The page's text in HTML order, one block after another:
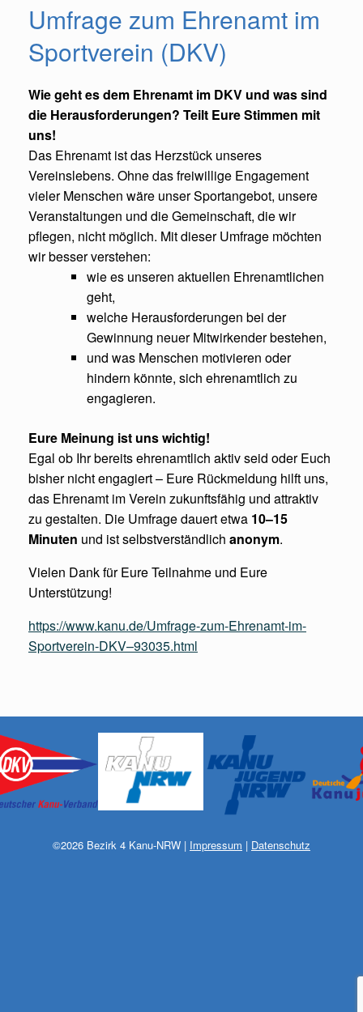
Umfrage zum Ehrenamt im
Sportverein (DKV)
Wie geht es dem Ehrenamt im DKV und was sind
die Herausforderungen? Teilt Eure Stimmen mit
uns!
Das Ehrenamt ist das Herzstück unseres
Vereinslebens. Ohne das freiwillige Engagement
vieler Menschen wäre unser Sportangebot, unsere
Veranstaltungen und die Gemeinschaft, die wir
pflegen, nicht möglich. Mit dieser Umfrage möchten
wir besser verstehen:
wie es unseren aktuellen Ehrenamtlichen
geht,
welche Herausforderungen bei der
Gewinnung neuer Mitwirkender bestehen,
und was Menschen motivieren oder
hindern könnte, sich ehrenamtlich zu
engagieren.
Eure Meinung ist uns wichtig!
Egal ob Ihr bereits ehrenamtlich aktiv seid oder Euch
bisher nicht engagiert – Eure Rückmeldung hilft uns,
das Ehrenamt im Verein zukunftsfähig und attraktiv
zu gestalten. Die Umfrage dauert etwa 10–15
Minuten und ist selbstverständlich anonym.
Vielen Dank für Eure Teilnahme und Eure
Unterstützung!
https://www.kanu.de/Umfrage-zum-Ehrenamt-im-
Sportverein-DKV–93035.html
©2026 Bezirk 4 Kanu-NRW | Impressum | Datenschutz